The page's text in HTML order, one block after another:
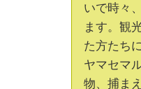
いで時々
ます。観
た方たち
ヤマセマ
物、捕ま